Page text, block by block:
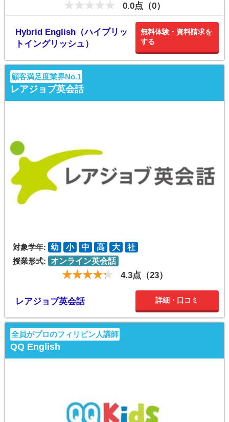
0.0点（0）
Hybrid English（ハイブリッ
トイングリッシュ）
無料体験・資料請求を
する
顧客満足度業界No.1
レアジョブ英会話
対象学年: 幼 小 中 高 大
社
授業形式:
オンライン英会話
4.3点（23）
レアジョブ英会話 詳細・口コミ
全員がプロのフィリピン人講師
QQ English